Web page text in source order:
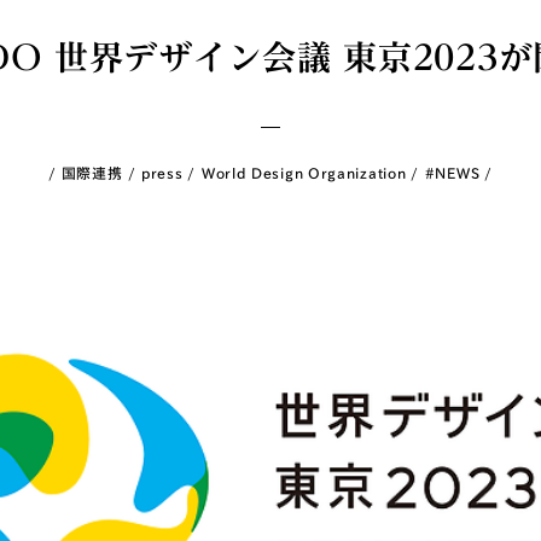
世界デザイン会議 東京2023が
国際連携 press World Design Organization #NEWS